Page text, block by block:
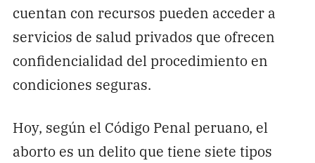
cuentan con recursos pueden acceder a
servicios de salud privados que ofrecen
confidencialidad del procedimiento en
condiciones seguras.
Hoy, según el Código Penal peruano, el
aborto es un delito que tiene siete tipos